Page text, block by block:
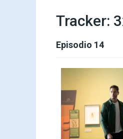
Tracker:
Episodio 14